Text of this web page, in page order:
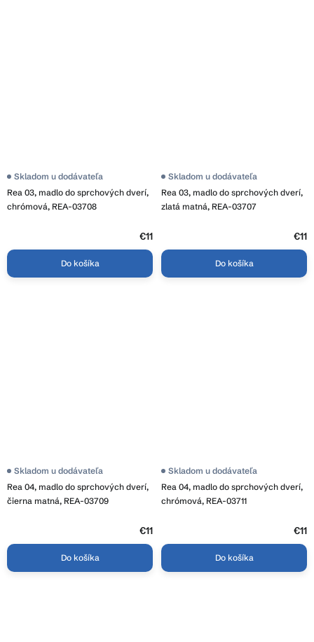
Rea 03, madlo do sprchových dverí,
chrómová, REA-03708
Skladom u dodávateľa
€11
Do košíka
Rea 03, madlo do sprchových dverí,
zlatá matná, REA-03707
Skladom u dodávateľa
€11
Do košíka
Rea 04, madlo do sprchových dverí,
čierna matná, REA-03709
Skladom u dodávateľa
€11
Do košíka
Rea 04, madlo do sprchových dverí,
chrómová, REA-03711
Skladom u dodávateľa
€11
Do košíka